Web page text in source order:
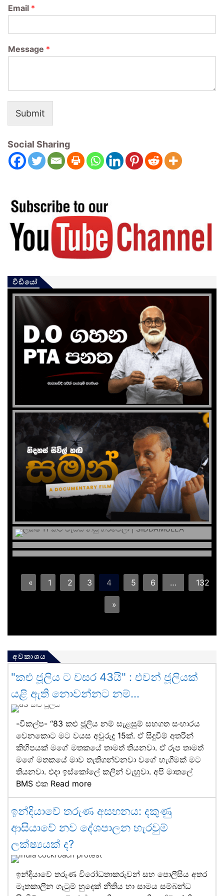
Email *
Message *
Submit
Social Sharing
වීඩියෝ
« 1 2 3 4 5 6 … 132
»
අවකාශය
"කළු ජූලිය ට වසර 43යි" : එවන් ජූලියක්
යළි ඇති නොවන්නට නම්…
-විකල්ප- “83 කළු ජූලිය නම් සැළසුම් සහගත සංහාරය
වෙනකොට මට වයස අවුරුදු 15ක්. ඒ සිදුවීම් අතරින්
කිහිපයක් මගේ මතකයේ තාමත් තියනවා. ඒ රූප තාමත්
මගේ මතකයේ මාව තැතිගන්වනවා වගේ හැගීමක් මට
තියනවා. එදා ඉස්කෝලේ කලින් වැහුවා. අපි මාතලේ
BMS එක Read more
ඉන්දියාවේ තරුණ අසහනය: දකුණු
ආසියාවේ නව දේශපාලන හැරවුම්
ලක්ෂ්‍යයක් ද?
ඉන්දියාවේ තරුණ විරෝධතාකරුවන් සහ පොලීසිය අතර
මෑතකාලීන ගැටුම් හුදෙක් නීතිය හා සාමය සම්බන්ධ